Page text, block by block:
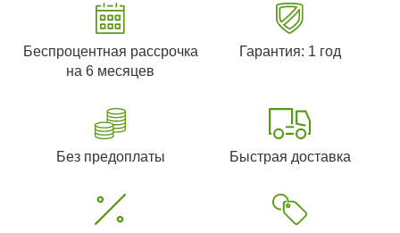
Беспроцентная рассрочка
на 6 месяцев
Гарантия: 1 год
Без предоплаты Быстрая доставка